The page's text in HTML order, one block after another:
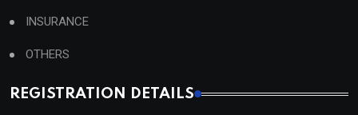
INSURANCE
OTHERS
REGISTRATION DETAILS